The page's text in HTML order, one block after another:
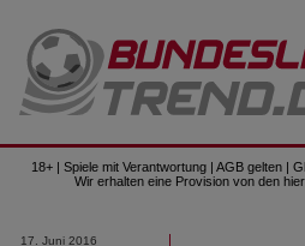
18+ | Spiele mit Verantwortung | AGB gelten |
Wir erhalten eine Provision von den
17. Juni 2016